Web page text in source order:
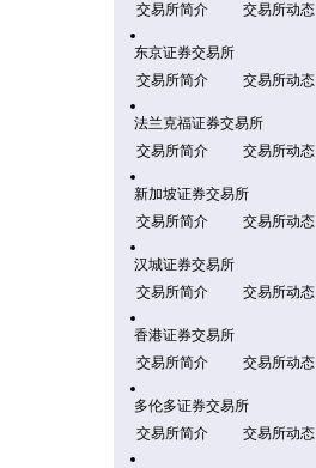
交易所简介
交易所动态
东京证券交易所
交易所简介
交易所动态
法兰克福证券交易所
交易所简介
交易所动态
新加坡证券交易所
交易所简介
交易所动态
汉城证券交易所
交易所简介
交易所动态
香港证券交易所
交易所简介
交易所动态
多伦多证券交易所
交易所简介
交易所动态